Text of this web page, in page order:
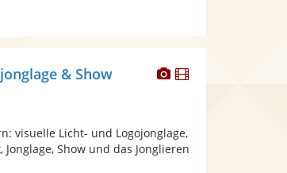
Dieser
bereit.
Dieser
& Show
visuelle Licht- und Logojonglage,
Show und das Jonglieren